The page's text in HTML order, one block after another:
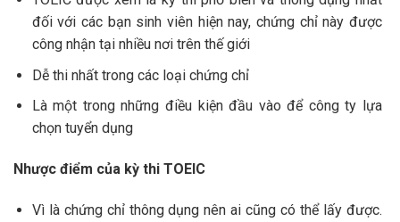
đối với các bạn sinh viên hiện nay, chứng chỉ này được
công nhận tại nhiều nơi trên thế giới
Dễ thi nhất trong các loại chứng chỉ
Là một trong những điều kiện đầu vào để công ty lựa
chọn tuyển dụng
Nhược điểm của kỳ thi TOEIC
Vì là chứng chỉ thông dụng nên ai cũng có thể lấy được.